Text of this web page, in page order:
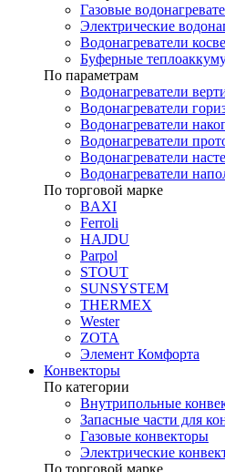
Газовые
Электрические
Водонагреватели
Буферные
По параметрам
Водонагреватели
Водонагреватели
Водонагреватели
Водонагреватели
Водонагреватели
Водонагреватели
По торговой марке
BAXI
Ferroli
HAJDU
Parpol
STOUT
SUNSYSTEM
THERMEX
Wester
ZOTA
Элемент Комфорта
Конвекторы
По категории
Внутрипольные
Запасные части для
Газовые конвекторы
Электрические
По торговой марке